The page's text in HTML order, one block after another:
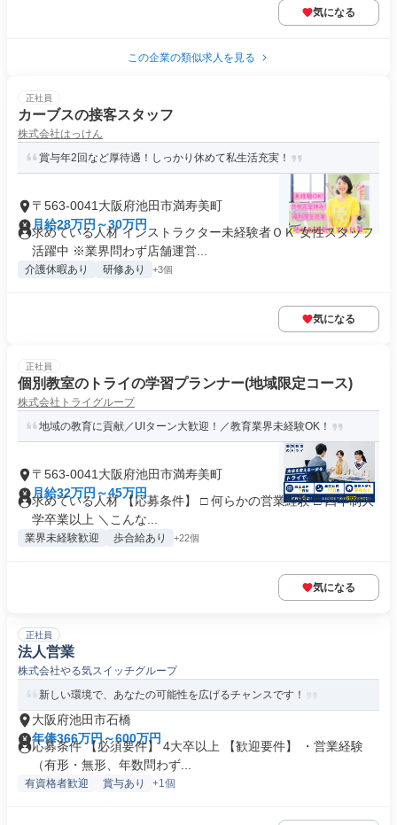
気になる
この企業の類似求人を見る
正社員
カーブスの接客スタッフ
株式会社はっけん
賞与年2回など厚待遇！しっかり休めて私生活充実！
〒563-0041大阪府池田市満寿美町
月給28万円～30万円
求めている人材 インストラクター未経験者ＯＫ 女性スタッフ
活躍中 ※業界問わず店舗運営...
介護休暇あり 研修あり +3個
気になる
正社員
個別教室のトライの学習プランナー(地域限定コース)
株式会社トライグループ
地域の教育に貢献／UIターン大歓迎！／教育業界未経験OK！
〒563-0041大阪府池田市満寿美町
月給32万円～45万円
求めている人材 【応募条件】 □ 何らかの営業経験 □ 四年制大
学卒業以上 ＼こんな...
業界未経験歓迎 歩合給あり +22個
気になる
正社員
法人営業
株式会社やる気スイッチグループ
新しい環境で、あなたの可能性を広げるチャンスです！
大阪府池田市石橋
年俸366万円～600万円
応募条件 【必須要件】 4大卒以上 【歓迎要件】 ・営業経験
（有形・無形、年数問わず...
有資格者歓迎 賞与あり +1個